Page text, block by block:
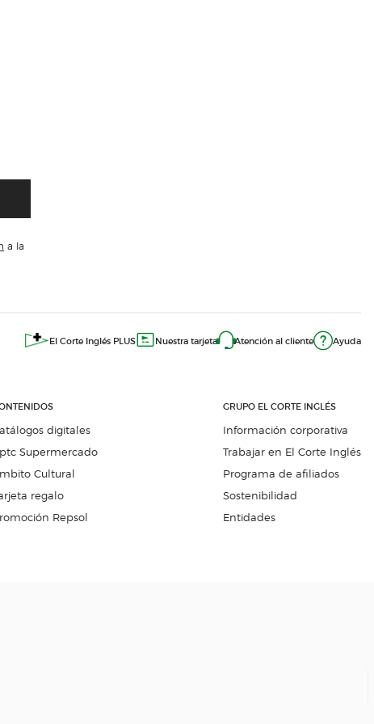
a la
El Corte Inglés PLUS Nuestra tarjeta Atención al cliente Ayuda
digitales
Supermercado
Cultural
regalo
Repsol
GRUPO EL CORTE INGLÉS
Información corporativa
Trabajar en El Corte Inglés
Programa de afiliados
Sostenibilidad
Entidades